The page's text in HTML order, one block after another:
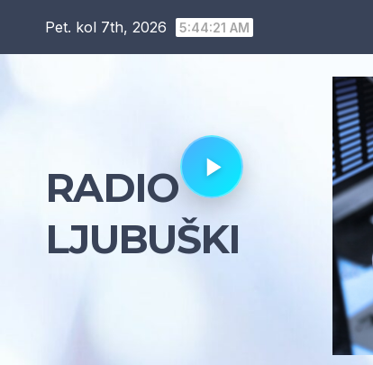
Pet. kol 7th, 2026 5:44:22 AM
RADIO
LJUBUŠKI